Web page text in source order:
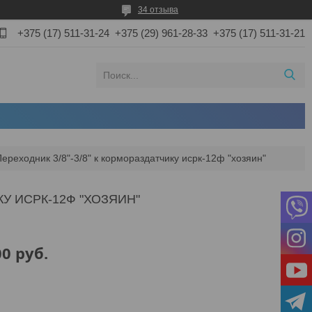
34 отзыва
+375 (17) 511-31-24 +375 (29) 961-28-33 +375 (17) 511-31-21
3/8"-3/8" к кормораздатчику исрк-12ф "хозяин"
ИСРК-12Ф "ХОЗЯИН"
руб.